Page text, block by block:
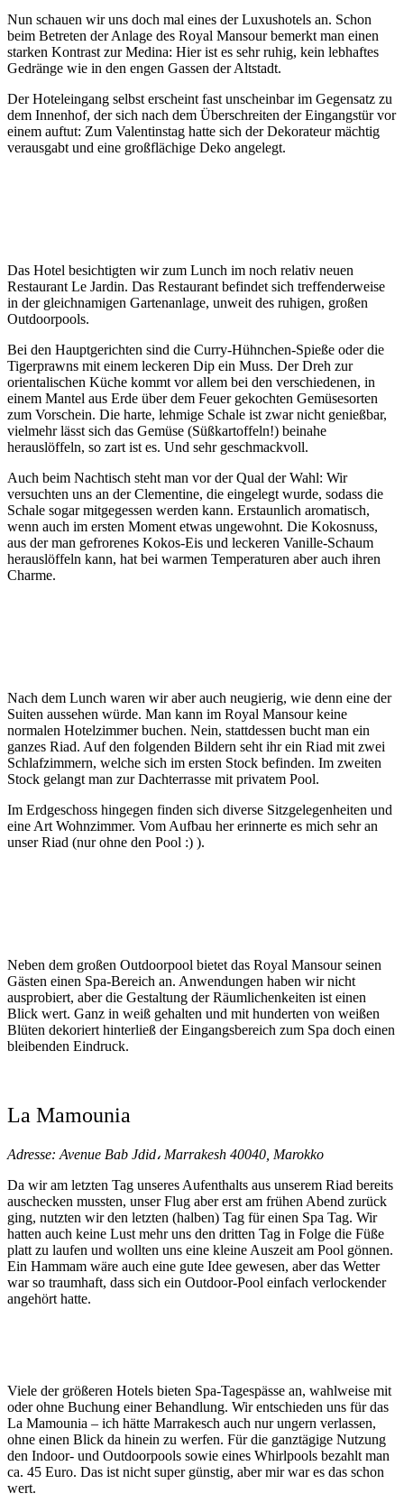
Nun schauen wir uns doch mal eines der Luxushotels an. Schon
beim Betreten der Anlage des Royal Mansour bemerkt man einen
starken Kontrast zur Medina: Hier ist es sehr ruhig, kein lebhaftes
Gedränge wie in den engen Gassen der Altstadt.
Der Hoteleingang selbst erscheint fast unscheinbar im Gegensatz zu
dem Innenhof, der sich nach dem Überschreiten der Eingangstür vor
einem auftut: Zum Valentinstag hatte sich der Dekorateur mächtig
verausgabt und eine großflächige Deko angelegt.
Das Hotel besichtigten wir zum Lunch im noch relativ neuen
Restaurant Le Jardin. Das Restaurant befindet sich treffenderweise
in der gleichnamigen Gartenanlage, unweit des ruhigen, großen
Outdoorpools.
Bei den Hauptgerichten sind die Curry-Hühnchen-Spieße oder die
Tigerprawns mit einem leckeren Dip ein Muss. Der Dreh zur
orientalischen Küche kommt vor allem bei den verschiedenen, in
einem Mantel aus Erde über dem Feuer gekochten Gemüsesorten
zum Vorschein. Die harte, lehmige Schale ist zwar nicht genießbar,
vielmehr lässt sich das Gemüse (Süßkartoffeln!) beinahe
herauslöffeln, so zart ist es. Und sehr geschmackvoll.
Auch beim Nachtisch steht man vor der Qual der Wahl: Wir
versuchten uns an der Clementine, die eingelegt wurde, sodass die
Schale sogar mitgegessen werden kann. Erstaunlich aromatisch,
wenn auch im ersten Moment etwas ungewohnt. Die Kokosnuss,
aus der man gefrorenes Kokos-Eis und leckeren Vanille-Schaum
herauslöffeln kann, hat bei warmen Temperaturen aber auch ihren
Charme.
Nach dem Lunch waren wir aber auch neugierig, wie denn eine der
Suiten aussehen würde. Man kann im Royal Mansour keine
normalen Hotelzimmer buchen. Nein, stattdessen bucht man ein
ganzes Riad. Auf den folgenden Bildern seht ihr ein Riad mit zwei
Schlafzimmern, welche sich im ersten Stock befinden. Im zweiten
Stock gelangt man zur Dachterrasse mit privatem Pool.
Im Erdgeschoss hingegen finden sich diverse Sitzgelegenheiten und
eine Art Wohnzimmer. Vom Aufbau her erinnerte es mich sehr an
unser Riad (nur ohne den Pool :) ).
Neben dem großen Outdoorpool bietet das Royal Mansour seinen
Gästen einen Spa-Bereich an. Anwendungen haben wir nicht
ausprobiert, aber die Gestaltung der Räumlichenkeiten ist einen
Blick wert. Ganz in weiß gehalten und mit hunderten von weißen
Blüten dekoriert hinterließ der Eingangsbereich zum Spa doch einen
bleibenden Eindruck.
La Mamounia
Adresse: Avenue Bab Jdid، Marrakesh 40040, Marokko
Da wir am letzten Tag unseres Aufenthalts aus unserem Riad bereits
auschecken mussten, unser Flug aber erst am frühen Abend zurück
ging, nutzten wir den letzten (halben) Tag für einen Spa Tag. Wir
hatten auch keine Lust mehr uns den dritten Tag in Folge die Füße
platt zu laufen und wollten uns eine kleine Auszeit am Pool gönnen.
Ein Hammam wäre auch eine gute Idee gewesen, aber das Wetter
war so traumhaft, dass sich ein Outdoor-Pool einfach verlockender
angehört hatte.
Viele der größeren Hotels bieten Spa-Tagespässe an, wahlweise mit
oder ohne Buchung einer Behandlung. Wir entschieden uns für das
La Mamounia – ich hätte Marrakesch auch nur ungern verlassen,
ohne einen Blick da hinein zu werfen. Für die ganztägige Nutzung
den Indoor- und Outdoorpools sowie eines Whirlpools bezahlt man
ca. 45 Euro. Das ist nicht super günstig, aber mir war es das schon
wert.